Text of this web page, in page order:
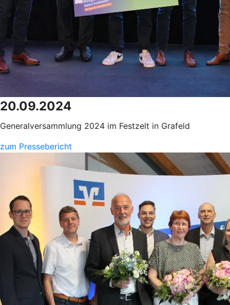
20.09.2024
Generalversammlung 2024 im Festzelt in Grafeld
zum Pressebericht